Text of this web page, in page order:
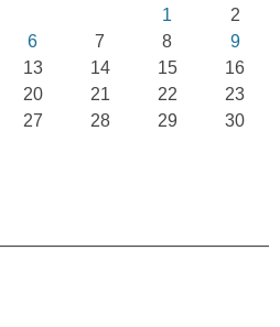
1
2
6 7 8
9
13 14 15
16
20 21 22
23
27 28 29
30